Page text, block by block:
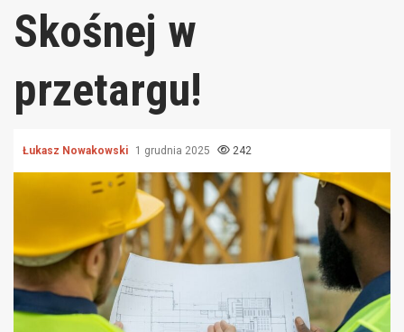
Skośnej w
przetargu!
Łukasz Nowakowski 1 grudnia 2025 242